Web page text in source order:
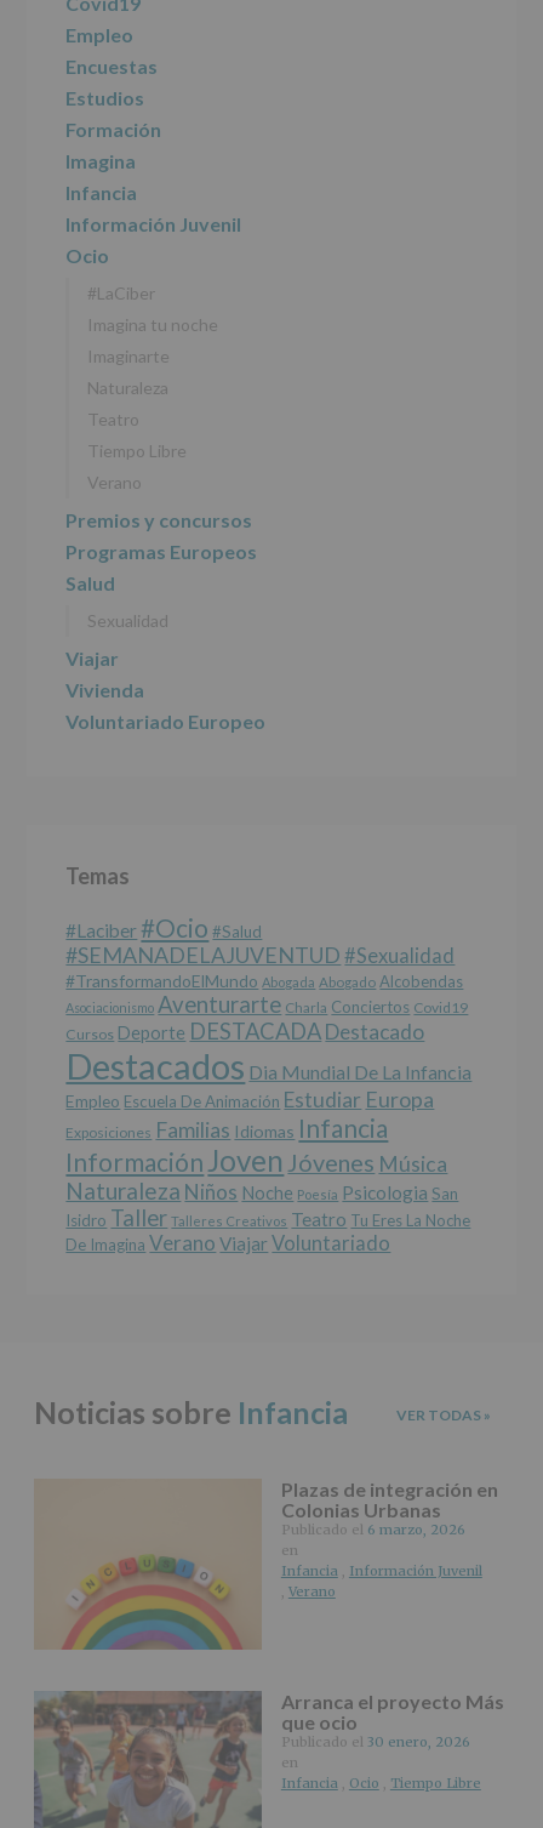
datos
personales
INFORMACIÓN
SOBRE
PROTECCIÓN
DE
DATOS
(REGLAMENTO
EUROPEO
2016/679
27
abril
de
2016)
AYUNTAMIENTO
DE
Finalidad
Información
actividades
y
programas
para
Legitimación
Consentimiento
interesado
se
datos
a
terceros,
salvo
obligación
legal.
Derechos:
De
acceso,
rectificación,
supresión,
así
como
otros
derechos,
según
Información
adicional
Protegemos
tus
Datos
de
nuestra
web:
www.alcobendas.org
*
Obligatorio
Empleo
Encuestas
Estudios
Formación
Imagina
Infancia
Información Juvenil
Ocio
#LaCiber
Imagina tu noche
Imaginarte
Naturaleza
Teatro
Tiempo Libre
Verano
Premios y concursos
Programas Europeos
Salud
Sexualidad
Viajar
Vivienda
Voluntariado Europeo
Temas
#laciber#Ocio #salud
#SEMANADELAJUVENTUD #sexualidad
#TransformandoElMundo Abogada Abogado Alcobendas
Asociacionismo Aventurarte Charla Conciertos Covid19
Cursos Deporte DESTACADADestacado
Destacados Dia Mundial De La Infancia
Empleo Escuela De Animación Estudiar Europa
Exposiciones Familias Idiomas Infancia
Información Joven Jóvenes Música
Naturaleza Niños Noche Poesía Psicologia San
Isidro Taller Talleres Creativos Teatro Tu Eres La Noche
De Imagina Verano Viajar Voluntariado
Noticias sobre Infancia VER TODAS »
Plazas de integración en
Colonias Urbanas
Publicado el 6 marzo, 2026
en
Infancia
Información Juvenil
Verano
Arranca el proyecto Más
que ocio
Publicado el 30 enero, 2026
en
Infancia, Ocio , Tiempo Libre